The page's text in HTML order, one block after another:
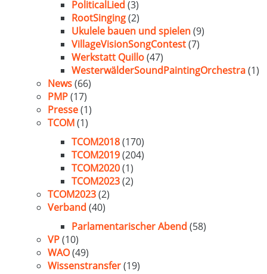
PoliticalLied (3)
RootSinging(2)
Ukulele bauen und spielen(9)
VillageVisionSongContest(7)
Werkstatt Quillo(47)
WesterwälderSoundPaintingOrchestra(1)
News(66)
PMP(17)
Presse(1)
TCOM(1)
TCOM2018(170)
TCOM2019(204)
TCOM2020(1)
TCOM2023(2)
TCOM2023(2)
Verband (40)
Parlamentarischer Abend (58)
VP(10)
WAO(49)
Wissenstransfer(19)